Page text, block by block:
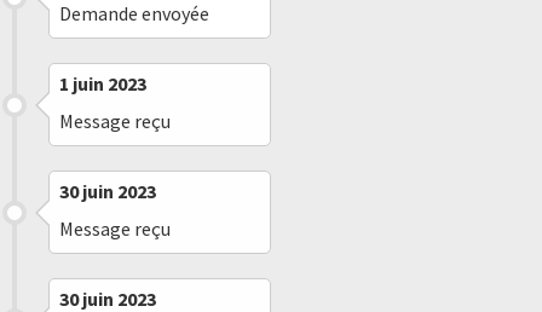
Demande envoyée
1 juin 2023
Message reçu
30 juin 2023
Message reçu
30 juin 2023